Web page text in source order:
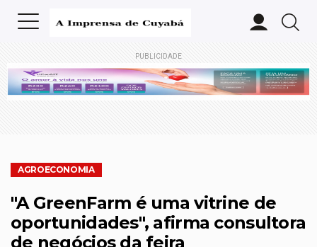
PUBLICIDADE
AGROECONOMIA
"A GreenFarm é uma vitrine de
oportunidades", afirma consultora
de negócios da feira